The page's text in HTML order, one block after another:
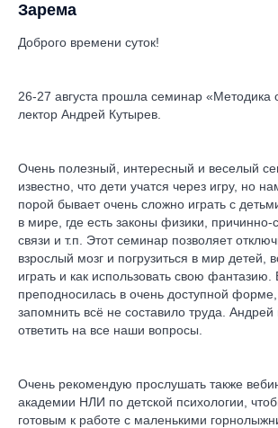
Зарема
Доброго времени суток!
26-27 августа прошла семинар «Методика
лектор Андрей Кутырев.
Очень полезный, интересный и веселый
известно, что дети учатся через игру, но
порой бывает очень сложно играть с
в мире, где есть законы физики, причинно-
связи и т.п. Этот семинар позволяет
взрослый мозг и погрузиться в мир детей,
играть и как использовать свою
преподносилась в очень доступной форме,
запомнить всё не составило труда. Андрей
ответить на все наши вопросы.
Очень рекомендую прослушать также
академии НЛИ по детской психологии,
готовым к работе с маленькими